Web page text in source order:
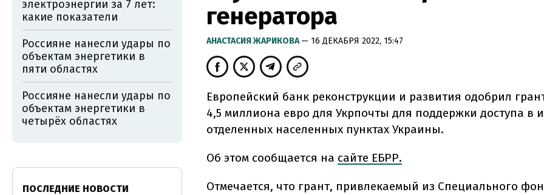
генератора
АНАСТАСИЯ ЖАРИКОВА— 16 ДЕКАБРЯ 2022, 15:47
Европейский банк реконструкции и развития одобрил
4,5 миллиона евро для Укрпочты для поддержки доступа в
отделенных населенных пунктах Украины.
Об этом сообщается на сайте ЕБРР.
Отмечается, что грант, привлекаемый из Специального
электроэнергии за 7 лет:
какие показатели
Россияне нанесли удары по
объектам энергетики в
пяти областях
Россияне нанесли удары по
объектам энергетики в
четырёх областях
ПОСЛЕДНИЕ НОВОСТИ